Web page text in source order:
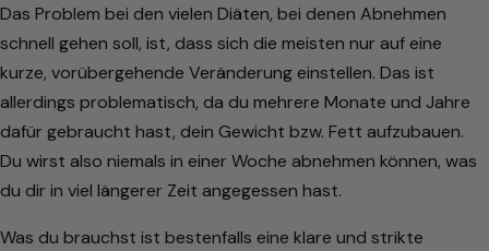
Das Problem bei den vielen Diäten, bei denen Abnehmen
schnell gehen soll, ist, dass sich die meisten nur auf eine
kurze, vorübergehende Veränderung einstellen. Das ist
allerdings problematisch, da du mehrere Monate und Jahre
dafür gebraucht hast, dein Gewicht bzw. Fett aufzubauen.
Du wirst also niemals in einer Woche abnehmen können, was
du dir in viel längerer Zeit angegessen hast.
Was du brauchst ist bestenfalls eine klare und strikte